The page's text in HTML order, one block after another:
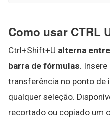
Como usar CTRL
Ctrl+Shift+U alterna
barra de fórmulas.
transferência no ponto de
qualquer seleção.
recortado ou copiado um